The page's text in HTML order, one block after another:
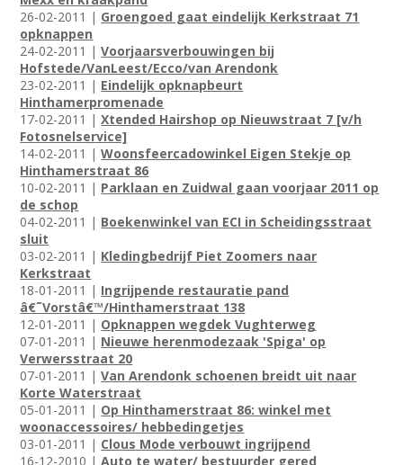
26-02-2011 | Groengoed gaat eindelijk Kerkstraat 71
opknappen
24-02-2011 |Voorjaarsverbouwingen bij
Hofstede/VanLeest/Ecco/van Arendonk
23-02-2011 | Eindelijk opknapbeurt
Hinthamerpromenade
17-02-2011 |Xtended Hairshop op Nieuwstraat 7 [v/h
Fotosnelservice]
14-02-2011 |Woonsfeercadowinkel Eigen Stekje op
Hinthamerstraat 86
10-02-2011 | Parklaan en Zuidwal gaan voorjaar 2011 op
de schop
04-02-2011 | Boekenwinkel van ECI in Scheidingsstraat
sluit
03-02-2011 | Kledingbedrijf Piet Zoomers naar
Kerkstraat
18-01-2011 | Ingrijpende restauratie pand
â€˜Vorstâ€™/Hinthamerstraat 138
12-01-2011 | Opknappen wegdek Vughterweg
07-01-2011 | Nieuwe herenmodezaak 'Spiga' op
Verwersstraat 20
07-01-2011 |Van Arendonk schoenen breidt uit naar
Korte Waterstraat
05-01-2011 | Op Hinthamerstraat 86: winkel met
woonaccessoires/ hebbedingetjes
03-01-2011 | Clous Mode verbouwt ingrijpend
16-12-2010 |Auto te water/ bestuurder gered